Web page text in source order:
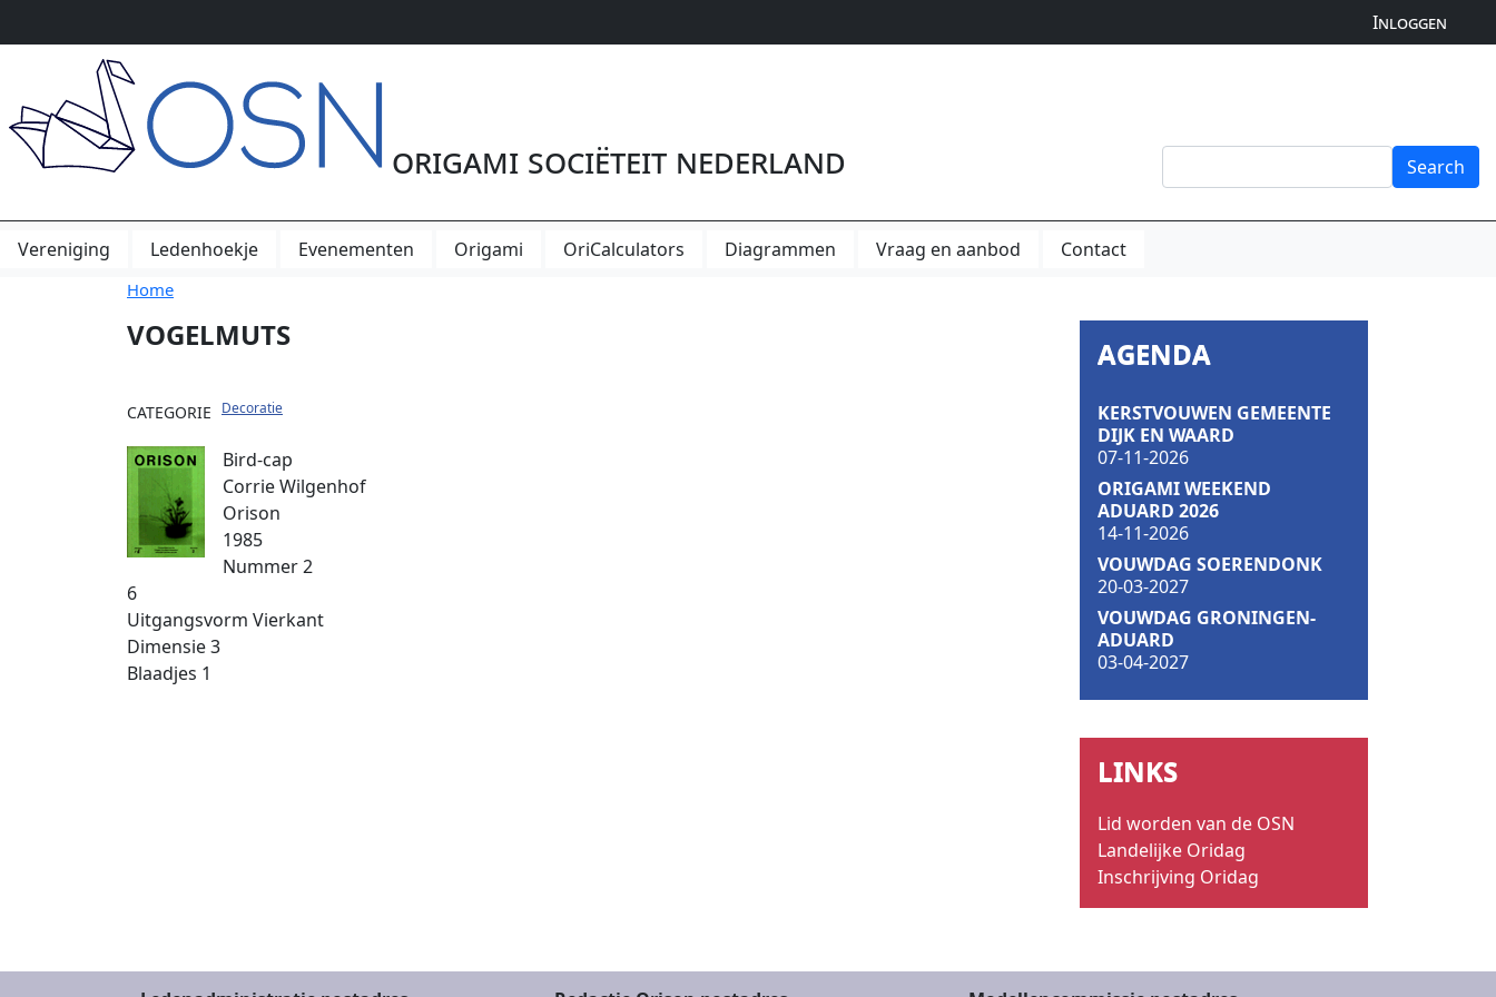
Inloggen
Origami Sociëteit Nederland Search
Vereniging Ledenhoekje Evenementen Origami OriCalculators Diagrammen Vraag en aanbod Contact
Home
VOGELMUTS
CATEGORIE Decoratie
Bird-cap
Corrie Wilgenhof
Orison
1985
Nummer2
6
Uitgangsvorm Vierkant
Dimensie3
Blaadjes 1
AGENDA
KERSTVOUWEN GEMEENTE
DIJK EN WAARD
07-11-2026
ORIGAMI WEEKEND
ADUARD 2026
14-11-2026
VOUWDAG SOERENDONK
20-03-2027
VOUWDAG GRONINGEN-
ADUARD
03-04-2027
LINKS
Lid worden van de OSN
Landelijke Oridag
Inschrijving Oridag